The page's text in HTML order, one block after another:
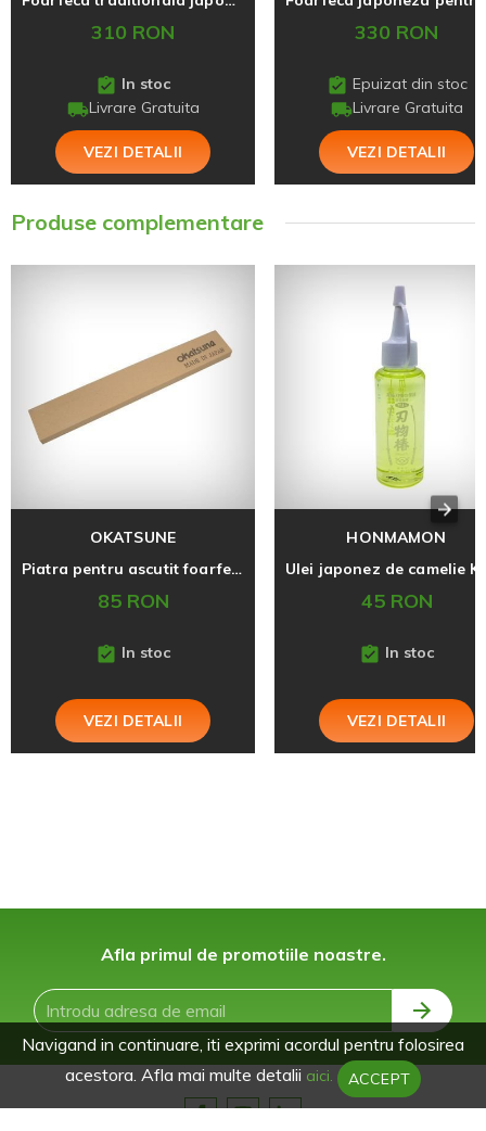
310 RON
In stoc
Livrare Gratuita
VEZI DETALII
330 RON
Epuizat din stoc
Livrare Gratuita
VEZI DETALII
Produse complementare
OKATSUNE
Piatra pentru ascutit foarfecele Okatsune 412
85 RON
In stoc
VEZI DETALII
HONMAMON
45 RON
In stoc
VEZI DETALII
Afla primul de promotiile noastre.
Navigand in continuare, iti exprimi acordul pentru folosirea
acestora. Afla mai multe detalii aici. ACCEPT